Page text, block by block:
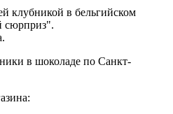
клубникой в бельгийском
сюрприз".
в шоколаде по Санкт-